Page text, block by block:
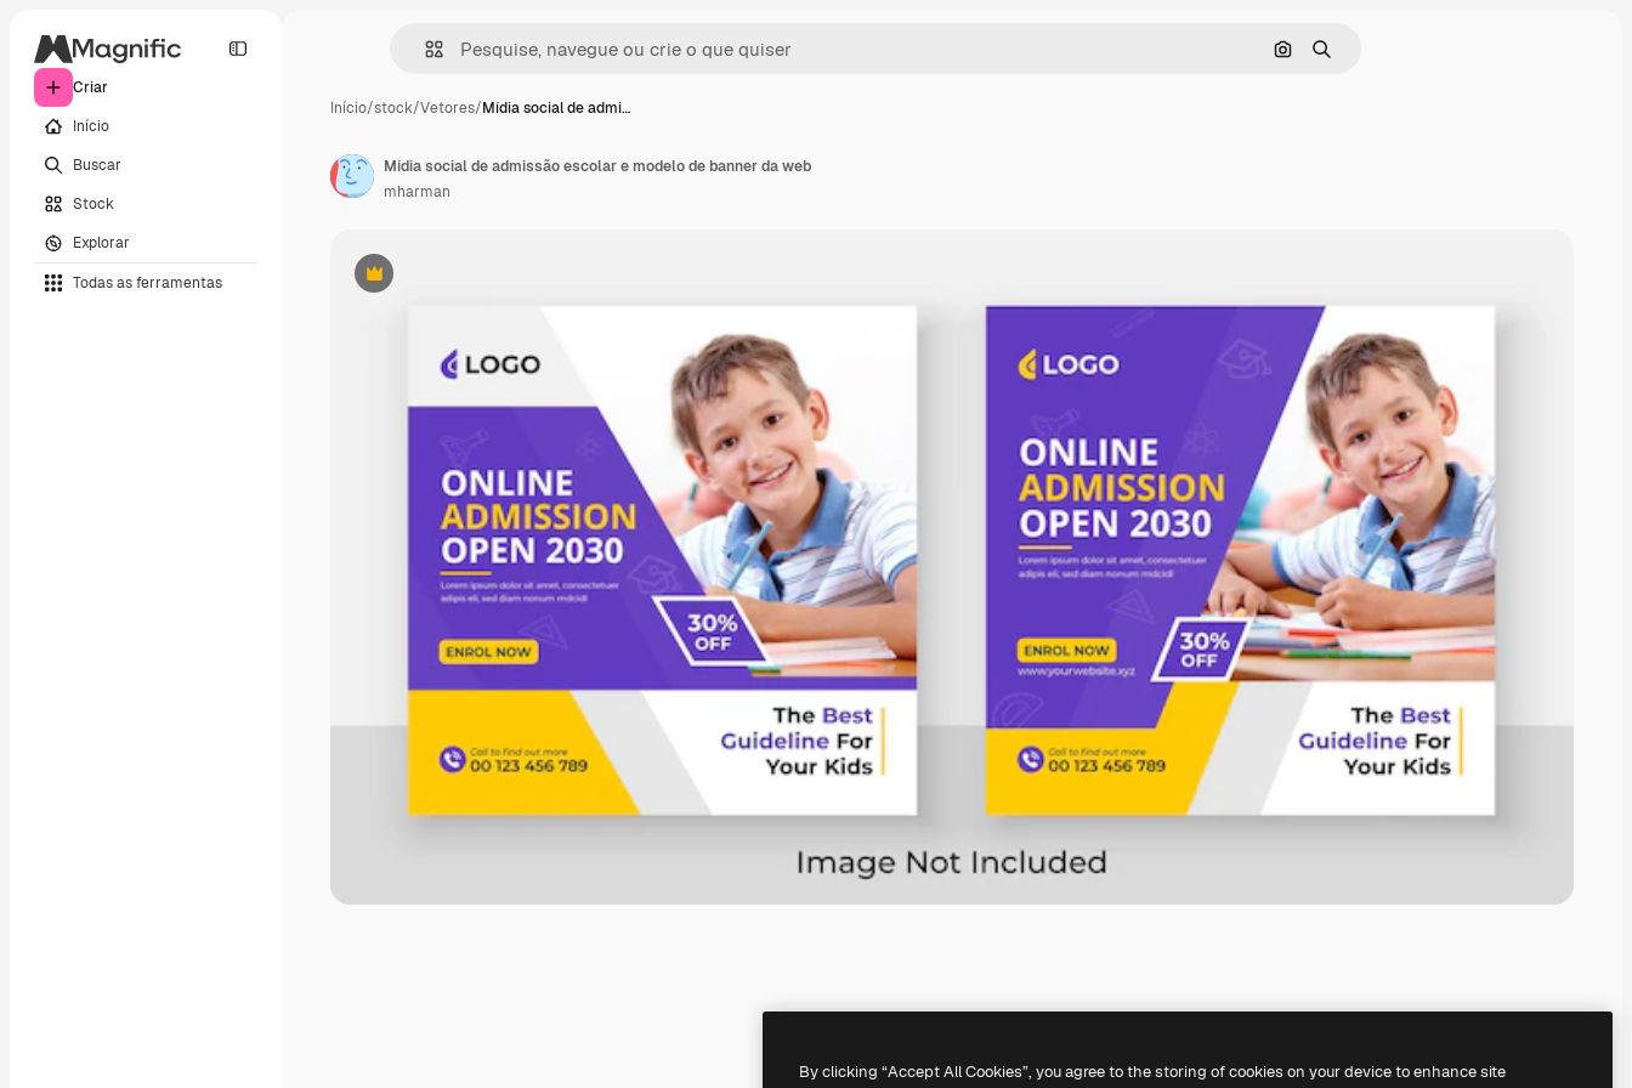
Criar
Início
Buscar
Stock
Explorar
Todas as ferramentas
Pesquisar por imagem
Buscar
Início/stock/Vetores/Mídia social de admi…
Premium
Mídia social de admissão escolar e modelo de banner da web
mharman
By clicking “Accept All Cookies”, you agree to the storing of cookies on your device to enhance site